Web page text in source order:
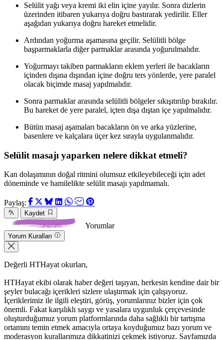
Selülit yağı veya kremi iki elin içine yayılır. Sonra dizlerin
üzerinden itibaren yukarıya doğru bastırarak yedirilir. Eller
aşağıdan yukarıya doğru hareket etmelidir.
Ardından yoğurma aşamasına geçilir. Selülitli bölge
başparmaklarla diğer parmaklar arasında yoğurulmalıdır.
Yoğurmayı takiben parmakların eklem yerleri ile bacakların
içinden dışına dışından içine doğru ters yönlerde, yere paralel
olacak biçimde masaj yapılmalıdır.
Sonra parmaklar arasında selülitli bölgeler sıkışıtırılıp bırakılır.
Bu hareket de yere paralel, içten dışa dıştan içe yapılmalıdır.
Bütün masaj aşamaları bacakların ön ve arka yüzlerine,
basenlere ve kalçalara üçer kez sırayla uygulanmalıdır.
Selülit masajı yaparken nelere dikkat etmeli?
Kan dolaşımının doğal ritmini olumsuz etkileyebileceği için adet
döneminde ve hamilelikte selülit masajı yapılmamalı.
Paylaş:
Kaydet
Yorumlar
Yorum Kuralları
Değerli HTHayat okurları,
HTHayat ekibi olarak haber değeri taşıyan, herkesin kendine dair bir
şeyler bulacağı içerikleri sizlere ulaştırmak için çalışıyoruz.
İçeriklerimiz ile ilgili eleştiri, görüş, yorumlarınız bizler için çok
önemli. Fakat karşılıklı saygı ve yasalara uygunluk çerçevesinde
oluşturduğumuz yorum platformlarında daha sağlıklı bir tartışma
ortamını temin etmek amacıyla ortaya koyduğumuz bazı yorum ve
moderasyon kurallarımıza dikkatinizi çekmek istiyoruz. Sayfamızda